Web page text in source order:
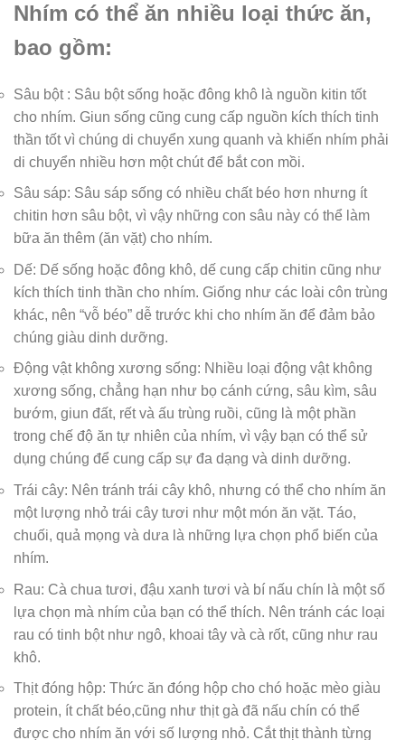
Nhím có thể ăn nhiều loại thức ăn,
bao gồm:
Sâu bột : Sâu bột sống hoặc đông khô là nguồn kitin tốt
cho nhím. Giun sống cũng cung cấp nguồn kích thích tinh
thần tốt vì chúng di chuyển xung quanh và khiến nhím phải
di chuyển nhiều hơn một chút để bắt con mồi.
Sâu sáp: Sâu sáp sống có nhiều chất béo hơn nhưng ít
chitin hơn sâu bột, vì vậy những con sâu này có thể làm
bữa ăn thêm (ăn vặt) cho nhím.
Dế: Dế sống hoặc đông khô, dế cung cấp chitin cũng như
kích thích tinh thần cho nhím. Giống như các loài côn trùng
khác, nên “vỗ béo” dễ trước khi cho nhím ăn để đảm bảo
chúng giàu dinh dưỡng.
Động vật không xương sống: Nhiều loại động vật không
xương sống, chẳng hạn như bọ cánh cứng, sâu kìm, sâu
bướm, giun đất, rết và ấu trùng ruồi, cũng là một phần
trong chế độ ăn tự nhiên của nhím, vì vậy bạn có thể sử
dụng chúng để cung cấp sự đa dạng và dinh dưỡng.
Trái cây: Nên tránh trái cây khô, nhưng có thể cho nhím ăn
một lượng nhỏ trái cây tươi như một món ăn vặt. Táo,
chuối, quả mọng và dưa là những lựa chọn phổ biến của
nhím.
Rau: Cà chua tươi, đậu xanh tươi và bí nấu chín là một số
lựa chọn mà nhím của bạn có thể thích. Nên tránh các loại
rau có tinh bột như ngô, khoai tây và cà rốt, cũng như rau
khô.
Thịt đóng hộp: Thức ăn đóng hộp cho chó hoặc mèo giàu
protein, ít chất béo,cũng như thịt gà đã nấu chín có thể
được cho nhím ăn với số lượng nhỏ. Cắt thịt thành từng